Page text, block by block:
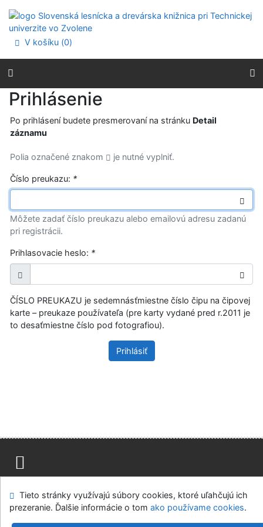
Prejsť na menu
Prehlásenie o webovej prístupnosti
V košíku (0)
Prihlásenie
Po prihlásení budete presmerovaní na stránku Detail
záznamu
Polia označené znakom je nutné vyplniť.
Číslo preukazu: *
Môžete zadať číslo preukazu alebo emailovú adresu zadanú
pri registrácii.
Prihlasovacie heslo: *
ČÍSLO PREUKAZU je sedemnásťmiestne číslo čipu na čipovej
karte – preukaze používateľa (pre karty vydané pred r.2011 je
to desaťmiestne číslo pod fotografiou).
Prihlásiť
Modul OpenSearch
Napíšte nám Nastavenie cookies
Tieto stránky využívajú súbory cookies, ktoré uľahčujú ich
prezeranie. Ďalšie informácie o tom ako používame cookies.